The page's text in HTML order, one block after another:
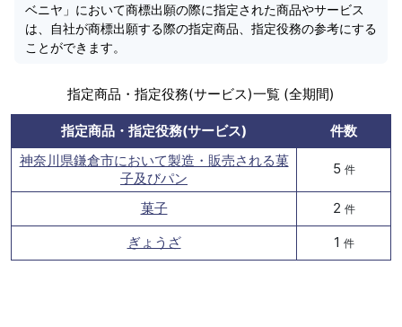
ベニヤ」において商標出願の際に指定された商品やサービス
は、自社が商標出願する際の指定商品、指定役務の参考にする
ことができます。
指定商品・指定役務(サービス)一覧 (全期間)
指定商品・指定役務(サービス)
件数
神奈川県鎌倉市において製造・販売される菓
子及びパン
5 件
菓子 2 件
ぎょうざ 1 件